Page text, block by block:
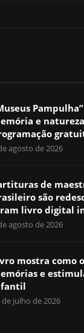
e
agosto de 2026
de
são
livro digital
agosto de 2026
mostra como
e
de julho de 2026